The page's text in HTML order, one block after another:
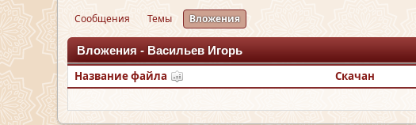
Сообщения Темы Вложения
Вложения - Васильев Игорь
Название файла Скачан